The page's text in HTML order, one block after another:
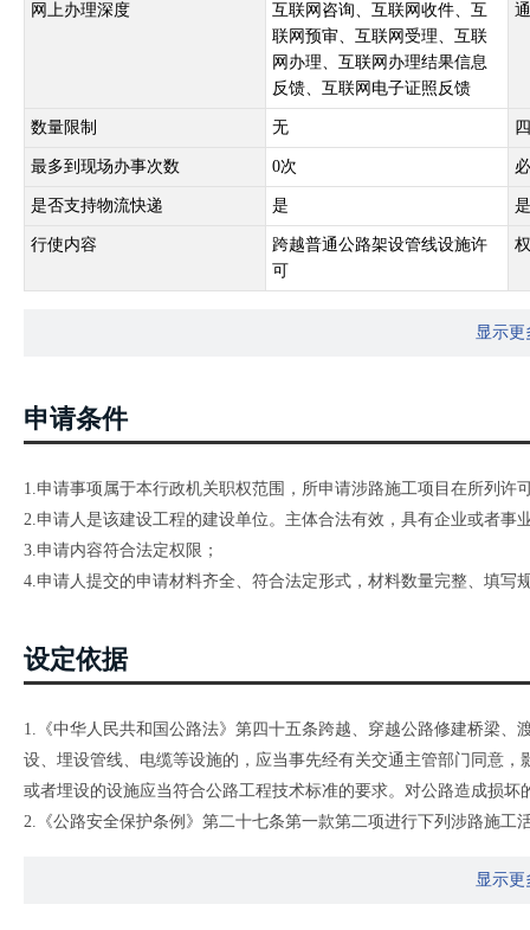
网上办理深度
互联网咨询、互联网收件、互
联网预审、互联网受理、互联
网办理、互联网办理结果信息
反馈、互联网电子证照反馈
数量限制 无
最多到现场办事次数 0次
是否支持物流快递 是
行使内容
跨越普通公路架设管线设施许
可
显示更
申请条件
1.申请事项属于本行政机关职权范围，所申请涉路施工项目在所列许
2.申请人是该建设工程的建设单位。主体合法有效，具有企业或者事
3.申请内容符合法定权限；
4.申请人提交的申请材料齐全、符合法定形式，材料数量完整、填写
设定依据
1.《中华人民共和国公路法》第四十五条跨越、穿越公路修建桥梁
设、埋设管线、电缆等设施的，应当事先经有关交通主管部门同意
或者埋设的设施应当符合公路工程技术标准的要求。对公路造成损坏
2.《公路安全保护条例》第二十七条第一款第二项进行下列涉路施
显示更